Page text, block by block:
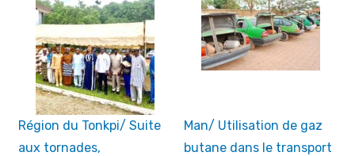
Région du Tonkpi/ Suite
aux tornades,
Man/ Utilisation de gaz
butane dans le transport